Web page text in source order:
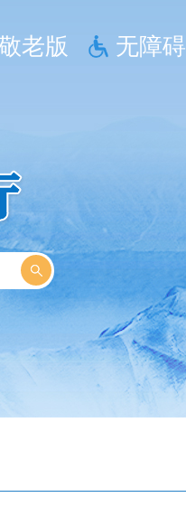
老版 无障碍